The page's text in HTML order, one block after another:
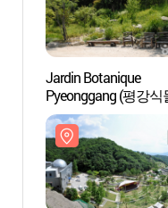
Jardin Botanique
Pyeonggang (평강식